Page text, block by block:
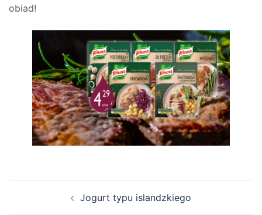
obiad!
Jogurt typu islandzkiego